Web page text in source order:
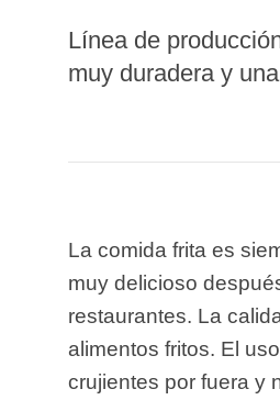
Línea
Línea de
muy duradera y
La comida frita es
muy delicioso
restaurantes. La
alimentos fritos. El
crujientes por fuera y